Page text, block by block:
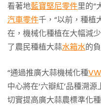
看著地藍寶堅尼零件里的“
汽車零件千，“以前，種植
在，機械化種植在大幅減
了農民種植大蒜水箱水的
“通過推廣大蒜機械化種
中心將在‘六瓣紅’品種溯
切實提高廣大蒜農標準化